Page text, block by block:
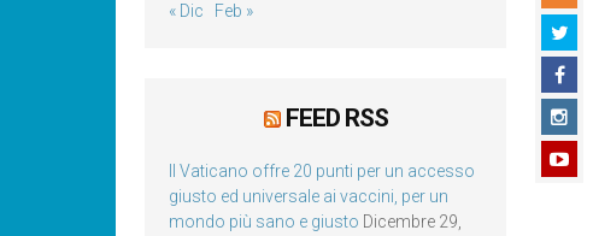
« Dic Feb »
FEED RSS
Il Vaticano offre 20 punti per un accesso
giusto ed universale ai vaccini, per un
mondo più sano e giusto Dicembre 29,